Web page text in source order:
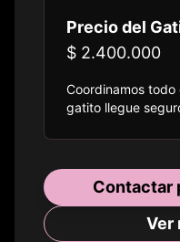
Precio del
$ 2.400.000
Coordinamos
gatito llegue
Contactar
Ver